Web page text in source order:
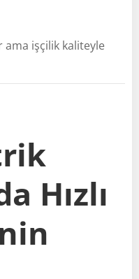
ama işçilik kaliteyle
Hızlı